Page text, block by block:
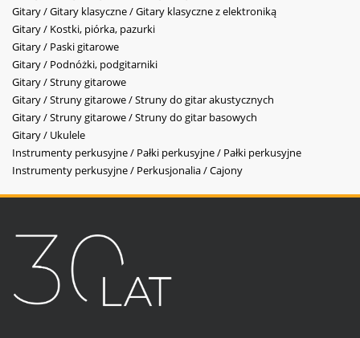
Gitary / Gitary klasyczne / Gitary klasyczne z elektroniką
Gitary / Kostki, piórka, pazurki
Gitary / Paski gitarowe
Gitary / Podnóżki, podgitarniki
Gitary / Struny gitarowe
Gitary / Struny gitarowe / Struny do gitar akustycznych
Gitary / Struny gitarowe / Struny do gitar basowych
Gitary / Ukulele
Instrumenty perkusyjne / Pałki perkusyjne / Pałki perkusyjne
Instrumenty perkusyjne / Perkusjonalia / Cajony